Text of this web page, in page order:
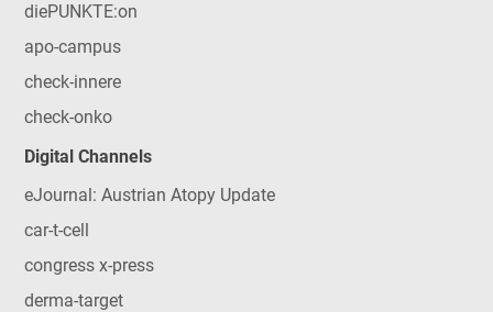
diePUNKTE:on
apo-campus
check-innere
check-onko
Digital Channels
eJournal: Austrian Atopy Update
car-t-cell
congress x-press
derma-target